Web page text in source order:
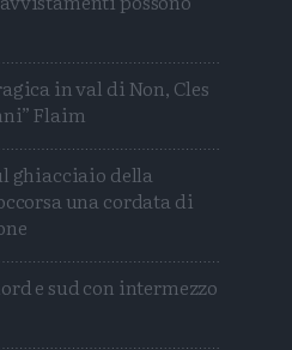
in val di Non, Cles
Flaim
ghiacciaio della
una cordata di
e sud con intermezzo